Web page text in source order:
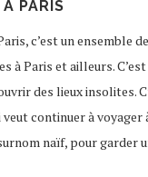
PARIS
c’est un ensemble
à Paris et ailleurs. C’est
des lieux insolites.
continuer à voyager
naïf, pour garder